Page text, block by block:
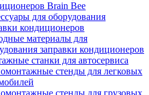
Brain Bee
для оборудования
кондиционеров
материалы для
заправки кондиционеров
станки для автосервиса
стенды для легковых
стенды для грузовых